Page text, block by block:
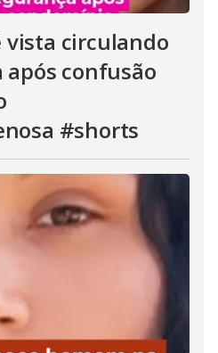
circulando
após confusão
#shorts